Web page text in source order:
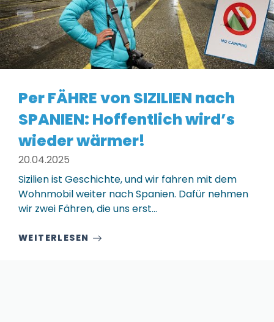
Per FÄHRE von SIZILIEN nach
SPANIEN: Hoffentlich wird’s
wieder wärmer!
20.04.2025
Sizilien ist Geschichte, und wir fahren mit dem
Wohnmobil weiter nach Spanien. Dafür nehmen
wir zwei Fähren, die uns erst…
WEITERLESEN